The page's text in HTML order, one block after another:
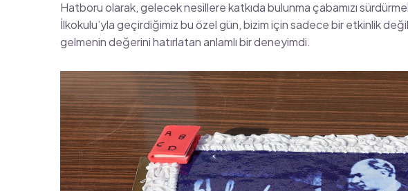
Hatboru olarak, gelecek nesillere katkıda bulunma çabamızı
İlkokulu’yla geçirdiğimiz bu özel gün, bizim için sadece bir etkinlik
gelmenin değerini hatırlatan anlamlı bir deneyimdi.